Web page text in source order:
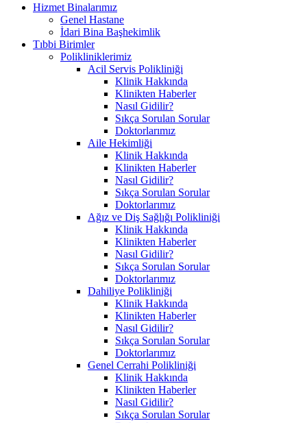
Hizmet Binalarımız
Genel Hastane
İdari Bina Başhekimlik
Tıbbi Birimler
Polikliniklerimiz
Acil Servis Polikliniği
Klinik Hakkında
Klinikten Haberler
Nasıl Gidilir?
Sıkça Sorulan Sorular
Doktorlarımız
Aile Hekimliği
Klinik Hakkında
Klinikten Haberler
Nasıl Gidilir?
Sıkça Sorulan Sorular
Doktorlarımız
Ağız ve Diş Sağlığı Polikliniği
Klinik Hakkında
Klinikten Haberler
Nasıl Gidilir?
Sıkça Sorulan Sorular
Doktorlarımız
Dahiliye Polikliniği
Klinik Hakkında
Klinikten Haberler
Nasıl Gidilir?
Sıkça Sorulan Sorular
Doktorlarımız
Genel Cerrahi Polikliniği
Klinik Hakkında
Klinikten Haberler
Nasıl Gidilir?
Sıkça Sorulan Sorular